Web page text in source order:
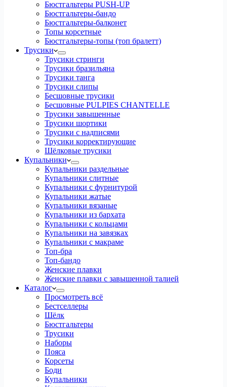
Бюстгальтеры PUSH-UP
Бюстгальтеры-бандо
Бюстгальтеры-балконет
Топы корсетные
Бюстгальтеры-топы (топ бралетт)
Трусики
Трусики стринги
Трусики бразильяна
Трусики танга
Трусики слипы
Бесшовные трусики
Бесшовные PULPIES CHANTELLE
Трусики завышенные
Трусики шортики
Трусики с надписями
Трусики корректирующие
Шёлковые трусики
Купальники
Купальники раздельные
Купальники слитные
Купальники с фурнитурой
Купальники жатые
Купальники вязаные
Купальники из бархата
Купальники с кольцами
Купальники на завязках
Купальники с макраме
Топ-бра
Топ-бандо
Женские плавки
Женские плавки с завышенной талией
Каталог
Просмотреть всё
Бестселлеры
Шёлк
Бюстгальтеры
Трусики
Наборы
Пояса
Корсеты
Боди
Купальники